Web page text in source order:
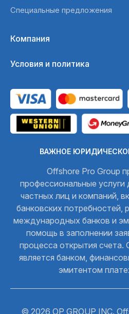
Специальные предложения
Компания
Условия и политика
ВАЖНОЕ
Offshore Pro Group
профессиональные
частных лиц и компаний,
банковских потребностей,
международных банков и
помощь в заполнении
процесса открытия счета.
является банком,
эмитентом
© 2026 OP GROUP INC.